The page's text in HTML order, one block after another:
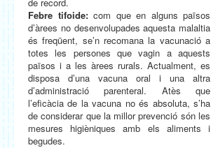
Febre tifoide:com que en alguns països
d’àrees no desenvolupades aquesta malaltia
és freqüent, se’n recomana la vacunació a
totes les persones que vagin a aquests
països i a les àrees rurals. Actualment, es
disposa d’una vacuna oral i una altra
d’administració parenteral. Atès que
l’eficàcia de la vacuna no és absoluta, s’ha
de considerar que la millor prevenció són les
mesures higièniques amb els aliments i
begudes.